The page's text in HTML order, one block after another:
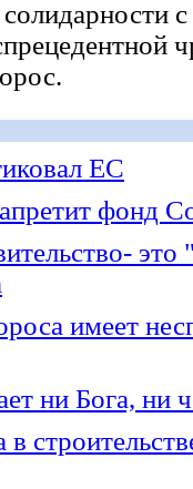
ЕС
фонд
это
имеет
ни Бога, ни